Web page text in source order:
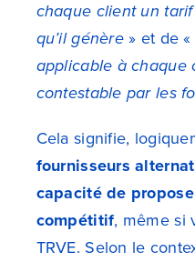
chaque client un
qu’il génère» et de «
applicable à chaque
contestable par les
Cela signifie,
fournisseurs
capacité de
compétitif, même si
TRVE. Selon le